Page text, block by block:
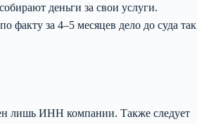
деньги за свои услуги.
факту за 4–5 месяцев дело до суда так
лишь ИНН компании. Также следует